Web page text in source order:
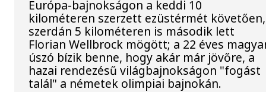
Európa-bajnokságon a keddi 10
kilométeren szerzett ezüstérmét követően,
szerdán 5 kilométeren is második lett
Florian Wellbrock mögött; a 22 éves
úszó bízik benne, hogy akár már jövőre, a
hazai rendezésű világbajnokságon "fogást
talál" a németek olimpiai bajnokán.